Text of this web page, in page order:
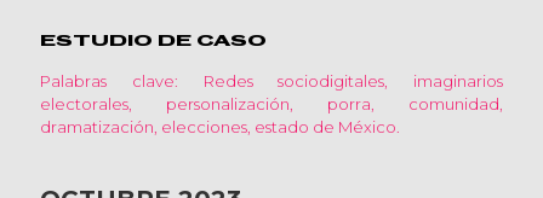
ESTUDIO DE CASO
Palabras clave: Redes sociodigitales, imaginarios
electorales, personalización, porra, comunidad,
dramatización, elecciones, estado de México.